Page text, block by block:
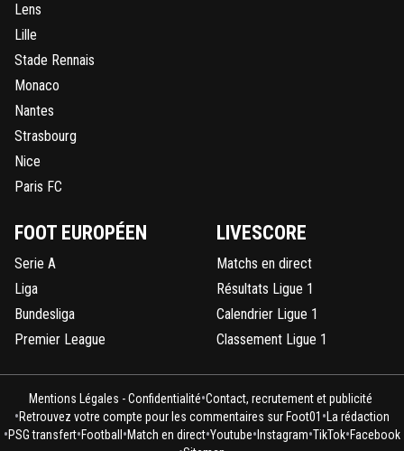
Lens
Lille
Stade Rennais
Monaco
Nantes
Strasbourg
Nice
Paris FC
FOOT EUROPÉEN
Serie A
Liga
Bundesliga
Premier League
LIVESCORE
Matchs en direct
Résultats Ligue 1
Calendrier Ligue 1
Classement Ligue 1
Mentions Légales - Confidentialité•Contact, recrutement et publicité
•Retrouvez votre compte pour les commentaires sur Foot01 • La rédaction
•PSG transfert•Football •Match en direct•Youtube• Instagram•TikTok•Facebook